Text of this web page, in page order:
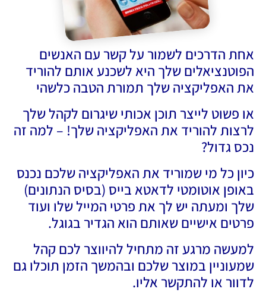
אחת הדרכים לשמור על קשר עם האנשים
הפוטנציאלים שלך היא לשכנע אותם להוריד
את האפליקציה שלך תמורת הטבה כלשהי
או פשוט לייצר תוכן אכותי שיגרום לקהל שלך
לרצות להוריד את האפליקציה שלך! – למה זה
נכס גדול?
כיון כל מי שמוריד את האפליקציה שלכם נכנס
באופן אוטומטי לדאטא בייס (בסיס הנתונים)
שלך ומעתה יש לך את פרטי המייל שלו ועוד
פרטים אישיים שאותם הוא הגדיר בגוגל.
למעשה מרגע זה מתחיל להיווצר לכם קהל
שמעוניין במוצר שלכם ובהמשך הזמן תוכלו גם
לדוור או להתקשר אליו.